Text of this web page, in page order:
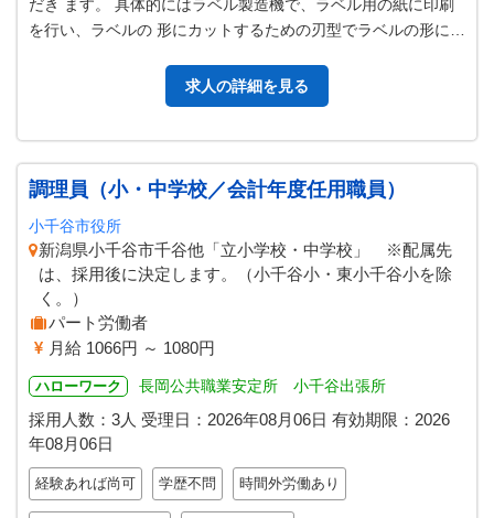
だき ます。 具体的にはラベル製造機で、ラベル用の紙に印刷
を行い、ラベルの 形にカットするための刃型でラベルの形にカ
求人の詳細を見る
調理員（小・中学校／会計年度任用職員）
小千谷市役所
新潟県小千谷市千谷他「立小学校・中学校」 ※配属先
は、採用後に決定します。（小千谷小・東小千谷小を除
く。）
パート労働者
月給 1066円 ～ 1080円
ハローワーク 長岡公共職業安定所 小千谷出張所
採用人数：3人 受理日： 2026年08月06日 有効期限： 2026
年08月06日
経験あれば尚可 学歴不問 時間外労働あり